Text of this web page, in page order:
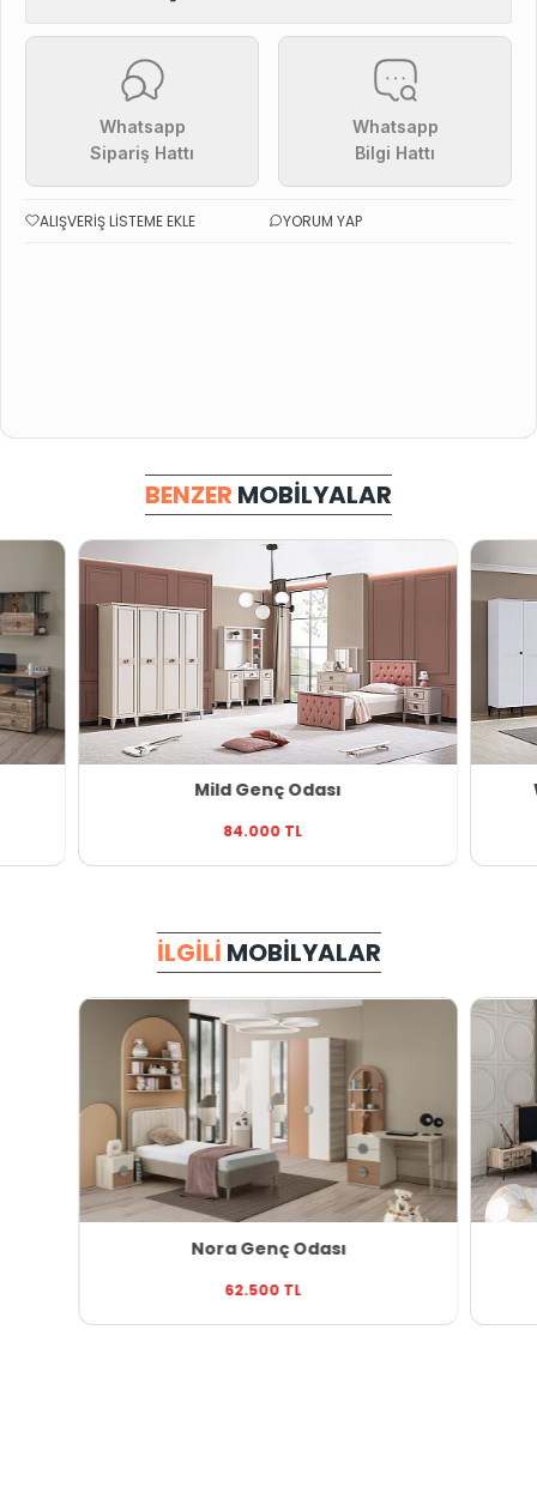
Whatsapp
Sipariş Hattı
Whatsapp
Bilgi Hattı
ALIŞVERIŞ LISTEME EKLE YORUM YAP
BENZER MOBILYALAR
Mild Genç Odası
84.000 TL
İLGILI MOBILYALAR
Nora Genç Odası
62.500 TL